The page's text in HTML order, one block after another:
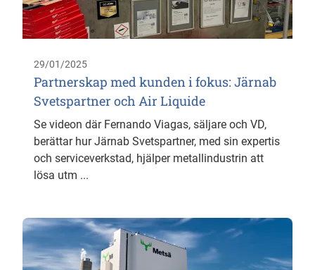
29/01/2025
Partnerskap med kunden i fokus: Järnab
Svetspartner och Air Liquide
Se videon där Fernando Viagas, säljare och VD,
berättar hur Järnab Svetspartner, med sin expertis
och serviceverkstad, hjälper metallindustrin att
lösa utm ...